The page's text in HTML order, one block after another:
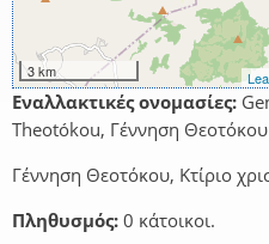
3 km
Εναλλακτικές ονομασίες:
Theotókou, Γέννηση Θεοτόκου
Γέννηση Θεοτόκου, Κτίριο
Πληθυσμός: 0 κάτοικοι.